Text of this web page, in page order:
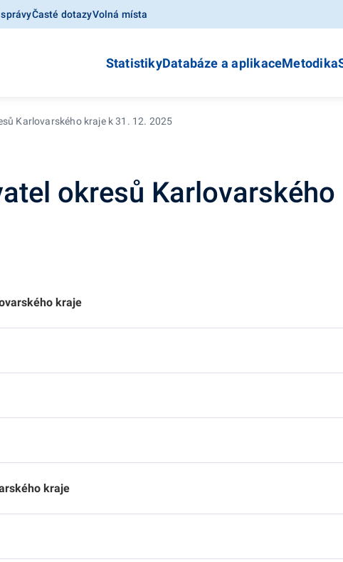
Časté dotazyVolná místa
StatistikyDatabáze a aplikaceMetodika
Karlovarského kraje k 31. 12. 2025
okresů Karlovarského
kraje
kraje